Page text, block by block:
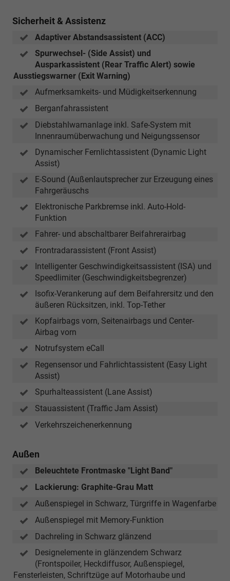
Sicherheit & Assistenz
Adaptiver Abstandsassistent (ACC)
Spurwechsel- (Side Assist) und
Ausparkassistent (Rear Traffic Alert) sowie
Ausstiegswarner (Exit Warning)
Aufmerksamkeits- und Müdigkeitserkennung
Berganfahrassistent
Diebstahlwarnanlage inkl. Safe-System mit
Innenraumüberwachung und Neigungssensor
Dynamischer Fernlichtassistent (Dynamic Light
Assist)
E-Sound (Außenlautsprecher zur Erzeugung eines
Fahrgeräuschs
Elektronische Parkbremse inkl. Auto-Hold-
Funktion
Fahrer- und abschaltbarer Beifahrerairbag
Frontradarassistent (Front Assist)
Intelligenter Geschwindigkeitsassistent (ISA) und
Speedlimiter (Geschwindigkeitsbegrenzer)
Isofix-Verankerung auf dem Beifahrersitz und den
äußeren Rücksitzen, inkl. Top-Tether
Kopfairbags vorn, Seitenairbags und Center-
Airbag vorn
Notrufsystem eCall
Regensensor und Fahrlichtassistent (Easy Light
Assist)
Spurhalteassistent (Lane Assist)
Stauassistent (Traffic Jam Assist)
Verkehrszeichenerkennung
Außen
Beleuchtete Frontmaske "Light Band"
Lackierung: Graphite-Grau Matt
Außenspiegel in Schwarz, Türgriffe in Wagenfarbe
Außenspiegel mit Memory-Funktion
Dachreling in Schwarz glänzend
Designelemente in glänzendem Schwarz
(Frontspoiler, Heckdiffusor, Außenspiegel,
Fensterleisten, Schriftzüge auf Motorhaube und